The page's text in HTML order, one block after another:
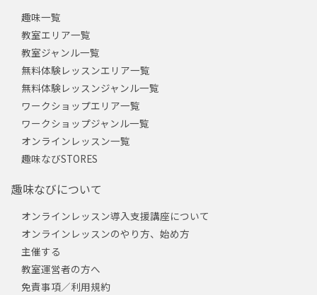
趣味一覧
教室エリア一覧
教室ジャンル一覧
無料体験レッスンエリア一覧
無料体験レッスンジャンル一覧
ワークショップエリア一覧
ワークショップジャンル一覧
オンラインレッスン一覧
趣味なびSTORES
趣味なびについて
オンラインレッスン導入支援講座について
オンラインレッスンのやり方、始め方
主催する
教室運営者の方へ
免責事項／利用規約